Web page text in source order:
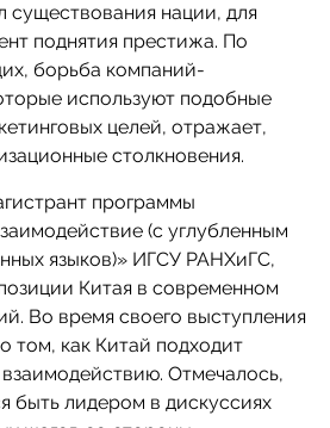
существования нации, для
поднятия престижа. По
борьба компаний-
используют подобные
целей, отражает,
столкновения.
программы
(с углубленным
языков)» ИГСУ РАНХиГС,
Китая в современном
Во время своего выступления
том, как Китай подходит
Отмечалось,
быть лидером в дискуссиях